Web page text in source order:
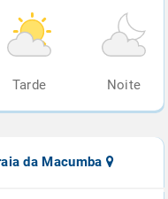
Tarde Noite
da Macumba